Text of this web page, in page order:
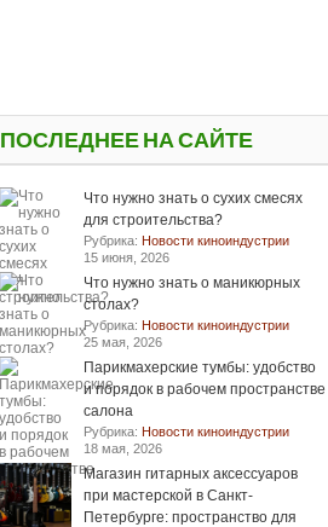
ПОСЛЕДНЕЕ НА САЙТЕ
Что нужно знать о сухих смесях
для строительства?
Рубрика: Новости киноиндустрии
15 июня, 2026
Что нужно знать о маникюрных
столах?
Рубрика: Новости киноиндустрии
25 мая, 2026
Парикмахерские тумбы: удобство
и порядок в рабочем пространстве
салона
Рубрика: Новости киноиндустрии
18 мая, 2026
Магазин гитарных аксессуаров
при мастерской в Санкт-
Петербурге: пространство для